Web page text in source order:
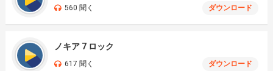
560 聞く ダウンロード
ノキア 7 ロック
617 聞く ダウンロード